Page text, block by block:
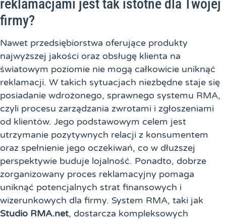
reklamacjami jest tak istotne dla Twojej
firmy?
Nawet przedsiębiorstwa oferujące produkty
najwyższej jakości oraz obsługę klienta na
światowym poziomie nie mogą całkowicie uniknąć
reklamacji. W takich sytuacjach niezbędne staje się
posiadanie wdrożonego, sprawnego systemu RMA,
czyli procesu zarządzania zwrotami i zgłoszeniami
od klientów. Jego podstawowym celem jest
utrzymanie pozytywnych relacji z konsumentem
oraz spełnienie jego oczekiwań, co w dłuższej
perspektywie buduje lojalność. Ponadto, dobrze
zorganizowany proces reklamacyjny pomaga
uniknąć potencjalnych strat finansowych i
wizerunkowych dla firmy. System RMA, taki jak
Studio RMA.net, dostarcza kompleksowych